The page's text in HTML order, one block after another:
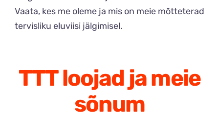
Vaata, kes me oleme ja mis on meie mõtteterad
tervisliku eluviisi jälgimisel.
TTT loojad ja meie
sõnum